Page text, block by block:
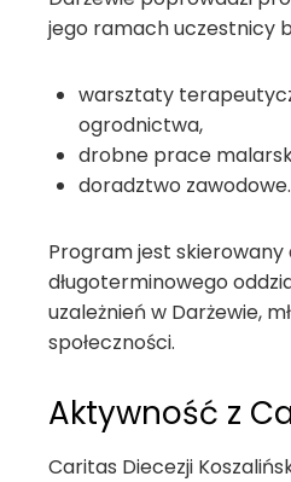
jego ramach uczestnicy
warsztaty
ogrodnictwa,
drobne prace
doradztwo zawodowe.
Program jest
długoterminowego
uzależnień w Darżewie,
społeczności.
Aktywność z
Caritas Diecezji